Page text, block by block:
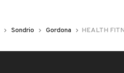
Sondrio Gordona HEALTH